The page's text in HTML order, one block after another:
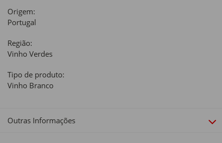
Origem:
Portugal
Região:
Vinho Verdes
Tipo de produto:
Vinho Branco
Outras Informações